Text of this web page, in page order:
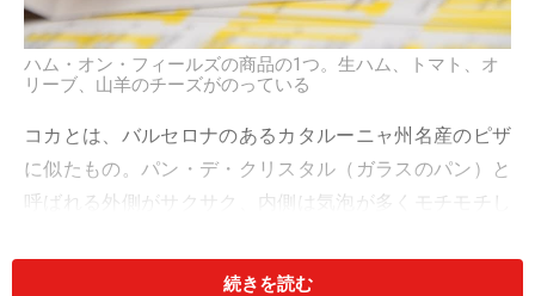
ハム・オン・フィールズの商品の1つ。生ハム、トマト、オ
リーブ、山羊のチーズがのっている
コカとは、バルセロナのあるカタルーニャ州名産のピザ
に似たもの。パン・デ・クリスタル（ガラスのパン）と
呼ばれる外側がサクサク、内側は気泡が多くモチモチし
異なるのはこのパンの食感と長方形の形、そしてトマト
続きを読む